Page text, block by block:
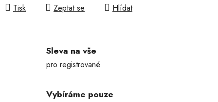
Tisk Zeptat se Hlídat
Sleva na vše
pro registrované
Vybíráme pouze